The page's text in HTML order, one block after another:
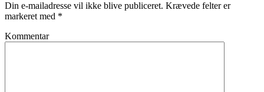
Din e-mailadresse vil ikke blive publiceret. Krævede felter er
markeret med *
Kommentar